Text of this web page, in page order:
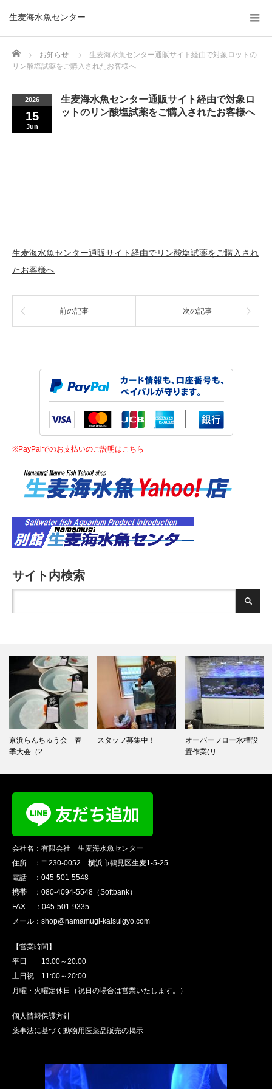
生麦海水魚センター
Home お知らせ
生麦海水魚センター通販サイト経由で対象ロットの
リン酸塩試薬をご購入されたお客様へ
2026
15
Jun
生麦海水魚センター通販サイト経由で対象ロ
ットのリン酸塩試薬をご購入されたお客様へ
生麦海水魚センター通販サイト経由でリン酸塩試薬をご購入され
たお客様へ
前の記事 次の記事
※PayPalでのお支払いのご説明はこちら
サイト内検索
京浜らんちゅう会 春
季大会（2…
スタッフ募集中！
オーバーフロー水槽設
置作業(リ…
会社名：有限会社 生麦海水魚センター
住所 ：〒230-0052 横浜市鶴見区生麦1-5-25
電話 ：045-501-5548
携帯 ：080-4094-5548（Softbank）
FAX ：045-501-9335
メール：shop@namamugi-kaisuigyo.com
【営業時間】
平日 13:00～20:00
土日祝 11:00～20:00
月曜・火曜定休日（祝日の場合は営業いたします。）
個人情報保護方針
薬事法に基づく動物用医薬品販売の掲示